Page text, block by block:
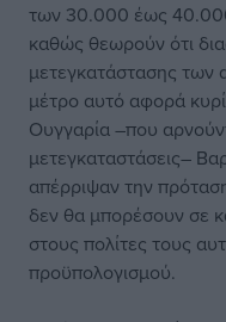
των 30.000 έως
καθώς θεωρούν ότι
μετεγκατάστασης των
μέτρο αυτό αφορά
Ουγγαρία –που
μετεγκαταστάσεις–
απέρριψαν την
δεν θα μπορέσουν σε
στους πολίτες τους
προϋπολογισμού.